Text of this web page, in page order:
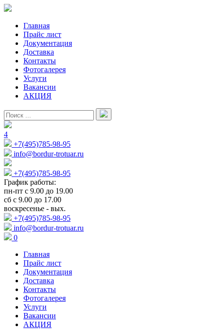
Главная
Прайс лист
Документация
Доставка
Контакты
Фотогалерея
Услуги
Вакансии
АКЦИЯ
4
+7(495)785-98-95
info@bordur-trotuar.ru
+7(495)785-98-95
График работы:
пн-пт с 9.00 до 19.00
сб с 9.00 до 17.00
воскресенье - вых.
+7(495)785-98-95
info@bordur-trotuar.ru
0
Главная
Прайс лист
Документация
Доставка
Контакты
Фотогалерея
Услуги
Вакансии
АКЦИЯ